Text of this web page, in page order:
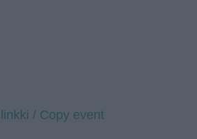
/ Copy event